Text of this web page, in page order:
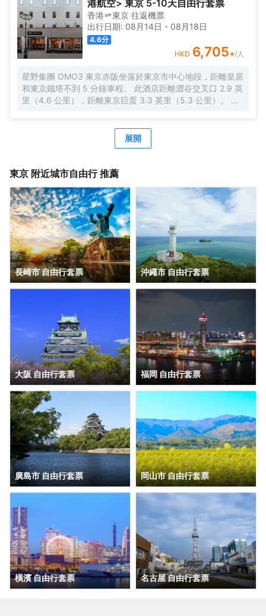
服務，能夠滿足您住宿期間的一切需求。為了給你帶來更多
便利，酒店還設有24小時前台，可提供安排按摩服務和行李
寄存等服務。值得一提的是，酒店25樓設有一間享有城市全
景的日本餐廳，供應創意日本料理並設有酒吧，定能給您帶
來來自視覺和味蕾的雙重感官享受。 憑着優越的位置、完善
的設施以及無微不至的專業化服務，東京新宿王子大飯店為
每一位下榻於此的賓客帶來非一般的高品質體驗。入住於
此，您的旅途也將多一份温暖、多一份感動。
港航空> 東京 5-10天自由行套票
香港 東京 往返機票
出行日期: 08月14日 - 08月18日
4.6分
HKD 6,705+/人
星野集團 OMO3 東京赤阪坐落於東京市中心地段，距離皇居
和東京鐵塔不到 5 分鐘車程。 此酒店距離澀谷交叉口 2.9 英
里（4.6 公里），距離東京巨蛋 3.3 英里（5.3 公里）。 每
提供冰箱和液晶電視；您定能在旅途中找到家的舒適。配備
淋浴/盆浴組合的私人浴室提供浸泡浴缸和坐浴桶。便利設施
展開
東京 附近城市自由行 推薦
長崎市 自由行套票 沖繩市 自由行套票
大阪 自由行套票 福岡 自由行套票
廣島市 自由行套票 岡山市 自由行套票
橫濱 自由行套票 名古屋 自由行套票